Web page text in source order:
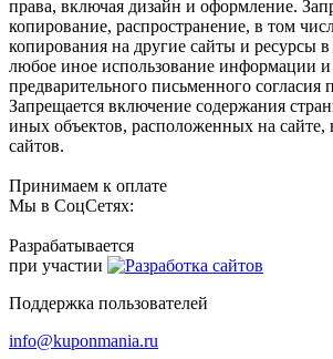
права, включая дизайн и оформление.
копирование, распространение, в том
копирования на другие сайты и ресурсы
любое иное использование информации и
предварительного письменного согласия
Запрещается включение содержания
иных объектов, расположенных на сайте,
сайтов.
Принимаем к оплате
Мы в СоцСетях:
Разрабатывается
при участии
Поддержка пользователей
info@kuponmania.ru